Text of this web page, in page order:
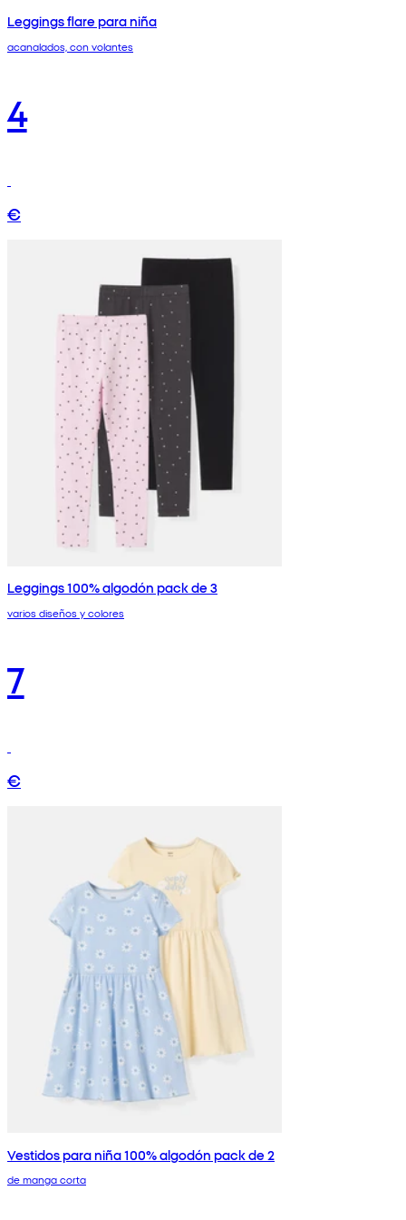
Leggings flare para niña
acanalados, con volantes
4
€
Leggings 100% algodón pack de 3
varios diseños y colores
7
€
Vestidos para niña 100% algodón pack de 2
de manga corta